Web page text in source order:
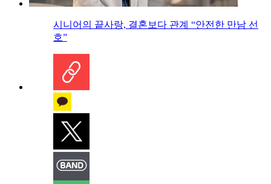
시니어의 끝사랑, 결혼보다 관계 “안전한 만남 선
호”